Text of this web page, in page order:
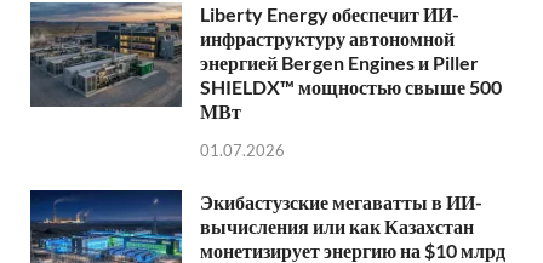
Liberty Energy обеспечит ИИ-
инфраструктуру автономной
энергией Bergen Engines и Piller
SHIELDX™ мощностью свыше 500
МВт
01.07.2026
Экибастузские мегаватты в ИИ-
вычисления или как Казахстан
монетизирует энергию на $10 млрд